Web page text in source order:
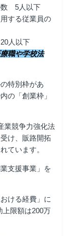
数 5人以下
する従業員の
人以下
職や学校法
特別枠があ
の「創業枠」
業競争力強化法
け、販路開拓
ています。
支援事業」を
ける経費」に
上限額は200万